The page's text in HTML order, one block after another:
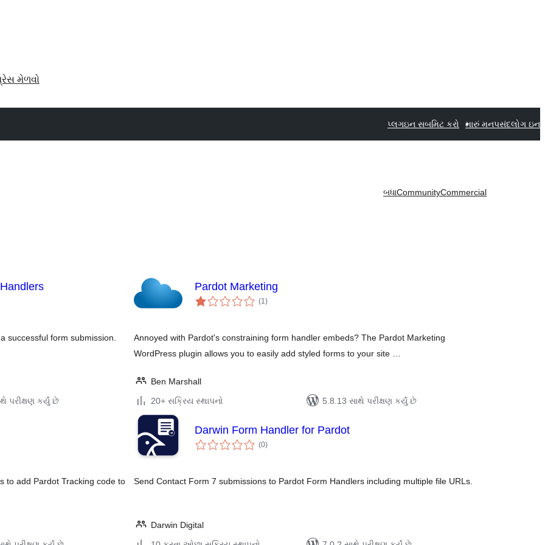
મેળવો
પ્લગઇન સબમિટ કરો મારું મનપસંદલોગ ઇન
બધાCommunityCommercial
successful form submission.
પરીક્ષણ કર્યું છે
Pardot Marketing
(1કુલ
રેટિંગ્સ
)
Annoyed with Pardot's constraining form handler embeds? The Pardot Marketing
WordPress plugin allows you to easily add styled forms to your site …
Ben Marshall
20+ સક્રિય સ્થાપનો
5.8.13 સાથે પરીક્ષણ કર્યું છે
to add Pardot Tracking code to
Darwin Form Handler for Pardot
(0કુલ
રેટિંગ્સ
)
Send Contact Form 7 submissions to Pardot Form Handlers including multiple file URLs.
Darwin Digital